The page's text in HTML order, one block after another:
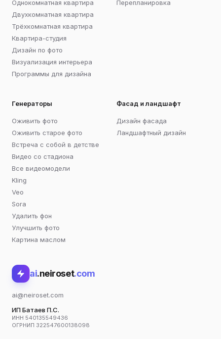
Однокомнатная квартира
Двухкомнатная квартира
Трёхкомнатная квартира
Квартира-студия
Дизайн по фото
Визуализация интерьера
Программы для дизайна
Перепланировка
Генераторы
Оживить фото
Оживить старое фото
Встреча с собой в детстве
Видео со стадиона
Все видеомодели
Kling
Veo
Sora
Удалить фон
Улучшить фото
Картина маслом
Фасад и ландшафт
Дизайн фасада
Ландшафтный дизайн
ai.neiroset.com
ai@neiroset.com
ИП Батаев П.С.
ИНН 540135549436
ОГРНИП 322547600138098